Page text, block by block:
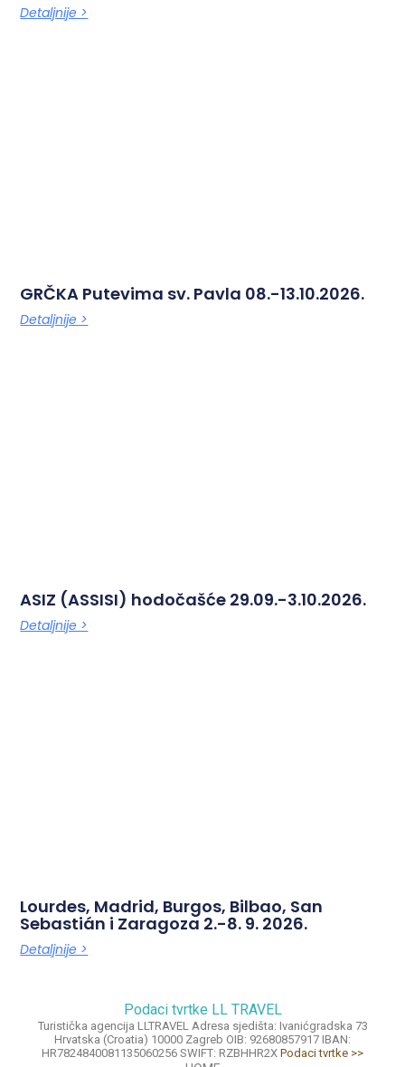
Detaljnije >
GRČKA Putevima sv. Pavla 08.-13.10.2026.
Detaljnije >
ASIZ (ASSISI) hodočašće 29.09.-3.10.2026.
Detaljnije >
Lourdes, Madrid, Burgos, Bilbao, San
Sebastián i Zaragoza 2.-8. 9. 2026.
Detaljnije >
Podaci tvrtke LL TRAVEL
Turistička agencija LLTRAVEL Adresa sjedišta: Ivanićgradska 73
Hrvatska (Croatia) 10000 Zagreb OIB: 92680857917 IBAN:
HR7824840081135060256 SWIFT: RZBHHR2X Podaci tvrtke >>